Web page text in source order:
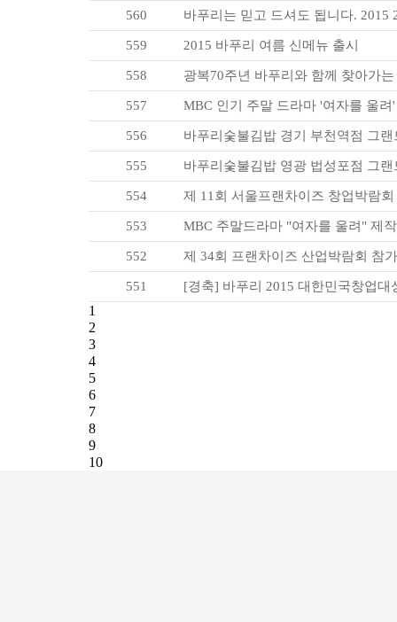
560 바푸리는 믿고 드셔도 됩니다. 2015
559 2015 바푸리 여름 신메뉴 출시
558 광복70주년 바푸리와 함께 찾아가
557 MBC 인기 주말 드라마 '여자를 울려
556 바푸리숯불김밥 경기 부천역점 그랜
555 바푸리숯불김밥 영광 법성포점 그랜
554 제 11회 서울프랜차이즈 창업박람
553 MBC 주말드라마 "여자를 울려" 제
552 제 34회 프랜차이즈 산업박람회 참
551 [경축] 바푸리 2015 대한민국창업대
1
2
3
4
5
6
7
8
9
10